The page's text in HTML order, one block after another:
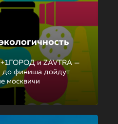
+1ГОРОД и ZAVTRA —
до финиша дойдут
москвичи